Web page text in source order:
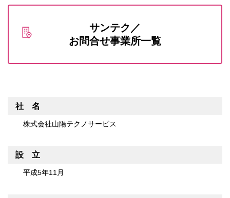
サンテク／
お問合せ事業所一覧
社 名
株式会社山陽テクノサービス
設 立
平成5年11月